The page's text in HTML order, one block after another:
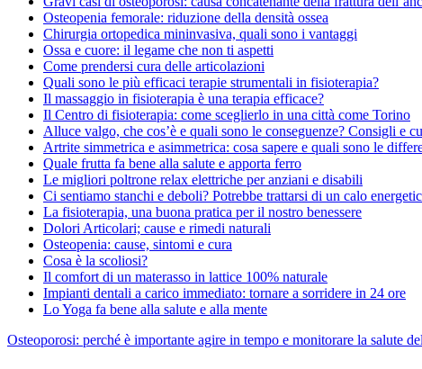
Osteopenia femorale: riduzione della densità ossea
Chirurgia ortopedica mininvasiva, quali sono i vantaggi
Ossa e cuore: il legame che non ti aspetti
Come prendersi cura delle articolazioni
Quali sono le più efficaci terapie strumentali in fisioterapia?
Il massaggio in fisioterapia è una terapia efficace?
Il Centro di fisioterapia: come sceglierlo in una città come Torino
Alluce valgo, che cos’è e quali sono le conseguenze? Consigli e
Artrite simmetrica e asimmetrica: cosa sapere e quali sono le
Quale frutta fa bene alla salute e apporta ferro
Le migliori poltrone relax elettriche per anziani e disabili
Ci sentiamo stanchi e deboli? Potrebbe trattarsi di un calo
La fisioterapia, una buona pratica per il nostro benessere
Dolori Articolari; cause e rimedi naturali
Osteopenia: cause, sintomi e cura
Cosa è la scoliosi?
Il comfort di un materasso in lattice 100% naturale
Impianti dentali a carico immediato: tornare a sorridere in 24 ore
Lo Yoga fa bene alla salute e alla mente
Osteoporosi: perché è importante agire in tempo e monitorare la salute